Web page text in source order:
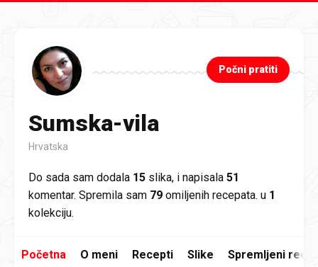
Sumska-vila
Hrvatska
Počni pratiti
Do sada sam dodala 15 slika, i napisala 51
komentar. Spremila sam 79 omiljenih recepata. u 1
kolekciju.
Početna O meni Recepti Slike Spremljeni